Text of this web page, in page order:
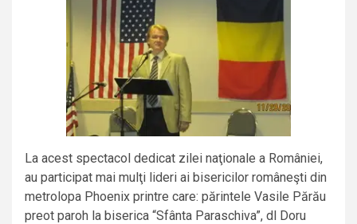
La acest spectacol dedicat zilei naţionale a României,
au participat mai mulţi lideri ai bisericilor româneşti din
metrolopa Phoenix printre care: părintele Vasile Părău
preot paroh la biserica “Sfânta Paraschiva”, dl Doru